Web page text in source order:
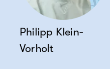
Philipp Klein-
Vorholt